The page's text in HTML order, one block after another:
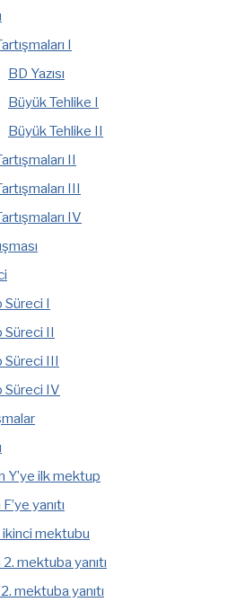
I
BD Yazısı
Büyük Tehlike I
Büyük Tehlike II
II
III
IV
Süreci I
Süreci II
Süreci III
Süreci IV
Y’ye ilk mektup
F’ye yanıtı
ikinci mektubu
2. mektuba yanıtı
2. mektuba yanıtı